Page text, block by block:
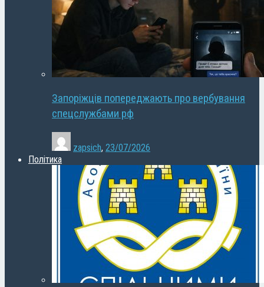
Запоріжців попереджають про вербування
спецслужбами рф
zapsich, 23/07/2026
Політика